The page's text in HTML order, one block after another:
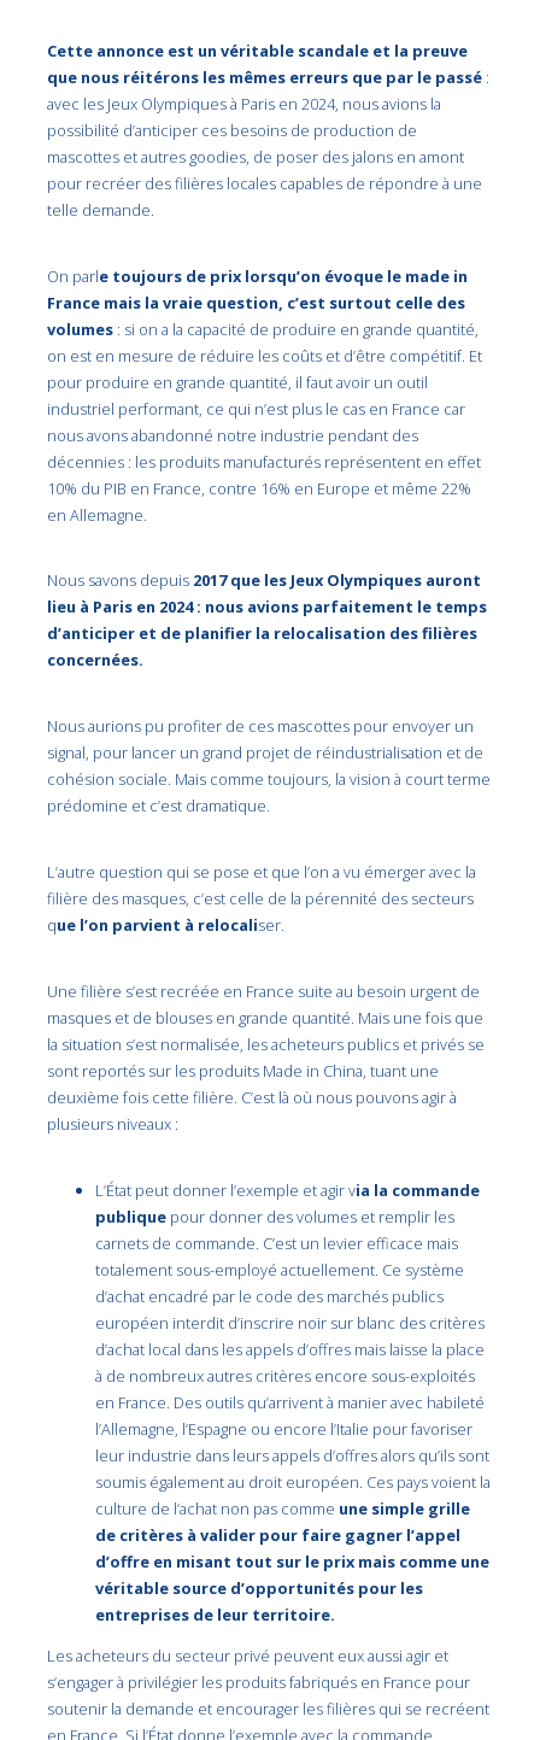
Cette annonce est un véritable scandale et la preuve
que nous réitérons les mêmes erreurs que par le passé :
avec les Jeux Olympiques à Paris en 2024, nous avions la
possibilité d’anticiper ces besoins de production de
mascottes et autres goodies, de poser des jalons en amont
pour recréer des filières locales capables de répondre à une
telle demande.
On parle toujours de prix lorsqu’on évoque le made in
France mais la vraie question, c’est surtout celle des
volumes : si on a la capacité de produire en grande quantité,
on est en mesure de réduire les coûts et d’être compétitif. Et
pour produire en grande quantité, il faut avoir un outil
industriel performant, ce qui n’est plus le cas en France car
nous avons abandonné notre industrie pendant des
décennies : les produits manufacturés représentent en effet
10% du PIB en France, contre 16% en Europe et même 22%
en Allemagne.
Nous savons depuis 2017 que les Jeux Olympiques auront
lieu à Paris en 2024 : nous avions parfaitement le temps
d’anticiper et de planifier la relocalisation des filières
concernées.
Nous aurions pu profiter de ces mascottes pour envoyer un
signal, pour lancer un grand projet de réindustrialisation et de
cohésion sociale. Mais comme toujours, la vision à court terme
prédomine et c’est dramatique.
L’autre question qui se pose et que l’on a vu émerger avec la
filière des masques, c’est celle de la pérennité des secteurs
que l’on parvient à relocaliser.
Une filière s’est recréée en France suite au besoin urgent de
masques et de blouses en grande quantité. Mais une fois que
la situation s’est normalisée, les acheteurs publics et privés se
sont reportés sur les produits Made in China, tuant une
deuxième fois cette filière. C’est là où nous pouvons agir à
plusieurs niveaux :
L’État peut donner l’exemple et agir via la commande
publique pour donner des volumes et remplir les
carnets de commande. C’est un levier efficace mais
totalement sous-employé actuellement. Ce système
d’achat encadré par le code des marchés publics
européen interdit d’inscrire noir sur blanc des critères
d’achat local dans les appels d’offres mais laisse la place
à de nombreux autres critères encore sous-exploités
en France. Des outils qu’arrivent à manier avec habileté
l’Allemagne, l’Espagne ou encore l’Italie pour favoriser
leur industrie dans leurs appels d’offres alors qu’ils sont
soumis également au droit européen. Ces pays voient la
culture de l’achat non pas comme une simple grille
de critères à valider pour faire gagner l’appel
d’offre en misant tout sur le prix mais comme une
véritable source d’opportunités pour les
entreprises de leur territoire.
Les acheteurs du secteur privé peuvent eux aussi agir et
s’engager à privilégier les produits fabriqués en France pour
soutenir la demande et encourager les filières qui se recréent
en France. Si l’État donne l’exemple avec la commande